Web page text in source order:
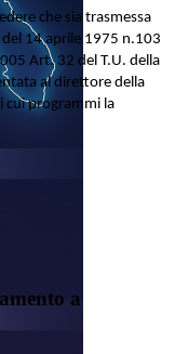
che sia trasmessa
14 aprile 1975 n.103
Art. 32 del T.U. della
al direttore della
cui programmi la
a